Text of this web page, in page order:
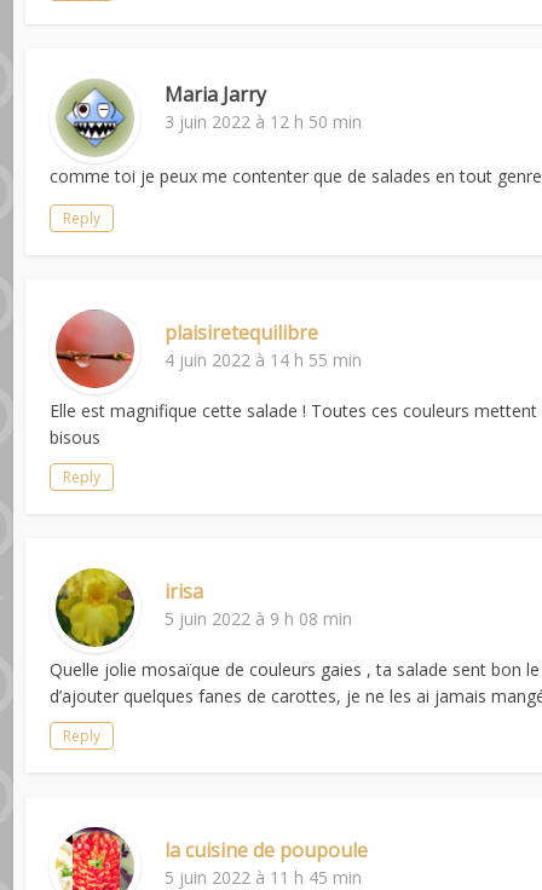
Maria Jarry
3 juin 2022 à 12 h 50 min
comme toi je peux me contenter que de salades en tout
Reply
plaisiretequilibre
4 juin 2022 à 14 h 55 min
Elle est magnifique cette salade ! Toutes ces couleurs mettent
bisous
Reply
irisa
5 juin 2022 à 9 h 08 min
Quelle jolie mosaïque de couleurs gaies , ta salade sent bon
d’ajouter quelques fanes de carottes, je ne les ai jamais
Reply
la cuisine de poupoule
5 juin 2022 à 11 h 45 min